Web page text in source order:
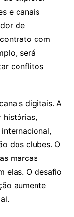
e canais
de
com
será
conflitos
digitais. A
histórias,
dos clubes. O
marcas
elas. O desafio
aumente